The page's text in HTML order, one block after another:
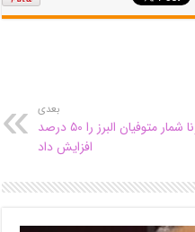
بعدی
کرونا شمار متوفیان البرز را ۵۰ درصد
افزایش داد